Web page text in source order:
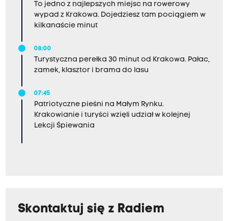
To jedno z najlepszych miejsc na rowerowy
wypad z Krakowa. Dojedziesz tam pociągiem w
kilkanaście minut
08:00
Turystyczna perełka 30 minut od Krakowa. Pałac,
zamek, klasztor i brama do lasu
07:45
Patriotyczne pieśni na Małym Rynku.
Krakowianie i turyści wzięli udział w kolejnej
Lekcji Śpiewania
Skontaktuj się z Radiem